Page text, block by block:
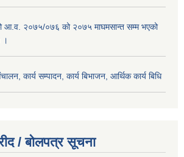
आ.व. २०७५/०७६ को २०७५ माघमसान्त सम्म भएको
।
कार्य सम्पादन, कार्य बिभाजन, आर्थिक कार्य बिधि
/ बोलपत्र सूचना